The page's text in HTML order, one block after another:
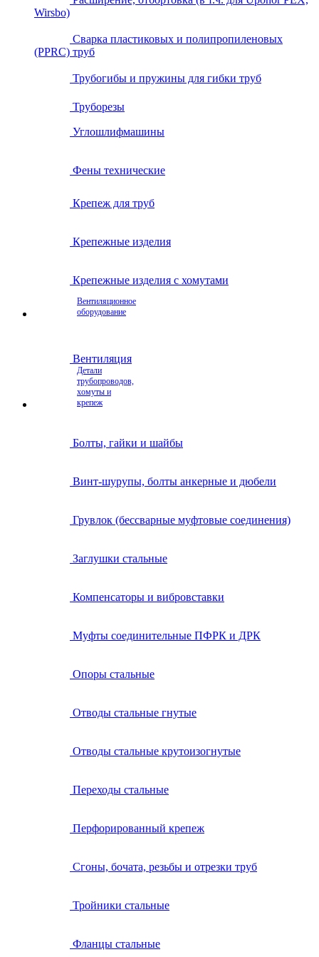
Wirsbo)
Сварка пластиковых и полипропиленовых
(PPRC) труб
Трубогибы и пружины для гибки труб
Труборезы
Углошлифмашины
Фены технические
Крепеж для труб
Крепежные изделия
Крепежные изделия с хомутами
Вентиляционное
оборудование
Вентиляция
Детали
трубопроводов,
хомуты и
крепеж
Болты, гайки и шайбы
Винт-шурупы, болты анкерные и дюбели
Грувлок (бессварные муфтовые соединения)
Заглушки стальные
Компенсаторы и вибровставки
Муфты соединительные ПФРК и ДРК
Опоры стальные
Отводы стальные гнутые
Отводы стальные крутоизогнутые
Переходы стальные
Перфорированный крепеж
Сгоны, бочата, резьбы и отрезки труб
Тройники стальные
Фланцы стальные